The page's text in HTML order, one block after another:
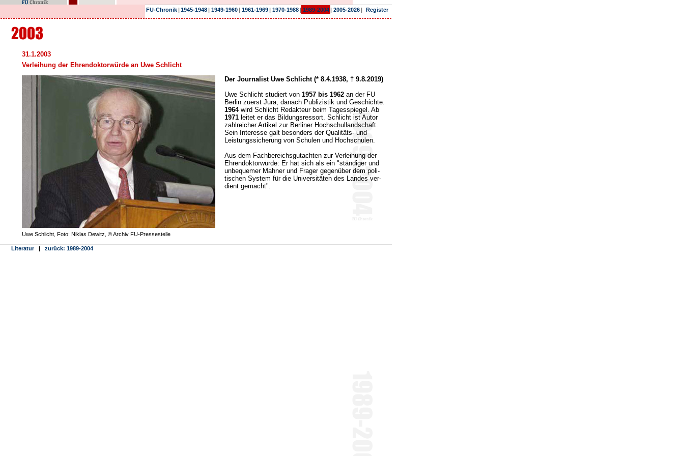
FU-Chronik |1945-1948 | 1949-1960 | 1961-1969 | 1970-1988 | 1989-2004 | 2005-2026 | Register
31.1.2003
Verleihung der Ehrendoktorwürde an Uwe Schlicht
Der Journalist Uwe Schlicht (* 8.4.1938, † 9.8.2019)
Uwe Schlicht studiert von 1957 bis 1962 an der FU
Berlin zuerst Jura, danach Publizistik und Geschichte.
1964wird Schlicht Redakteur beim Tagesspiegel. Ab
1971 leitet er das Bildungsressort. Schlicht ist Autor
zahlreicher Artikel zur Berliner Hochschullandschaft.
Sein Interesse galt besonders der Qualitäts- und
Leistungssicherung von Schulen und Hochschulen.
Aus dem Fachbereichsgutachten zur Verleihung der
Ehrendoktorwürde: Er hat sich als ein "ständiger und
unbequemer Mahner und Frager gegenüber dem poli­
tischen System für die Universitäten des Landes ver­
dient gemacht".
Uwe Schlicht, Foto: Niklas Dewitz, © Archiv FU-Pressestelle
Literatur| zurück: 1989-2004